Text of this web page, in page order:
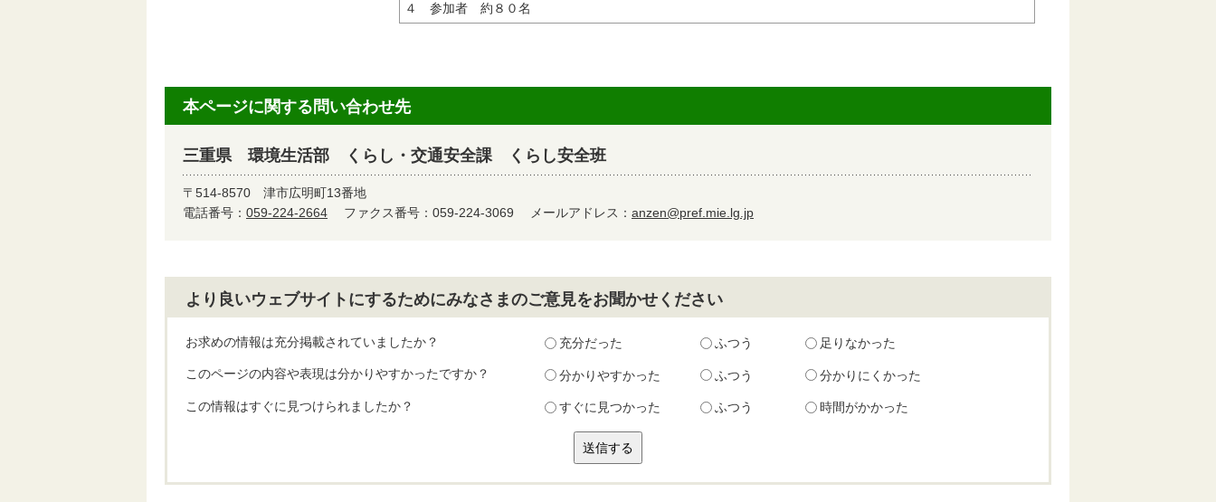
４ 参加者 約８０名
本ページに関する問い合わせ先
三重県 環境生活部 くらし・交通安全課 くらし安全班
〒514-8570 津市広明町13番地
電話番号： 059-224-2664 ファクス番号：059-224-3069 メールアドレス： anzen@pref.mie.lg.jp
より良いウェブサイトにするためにみなさまのご意見をお聞かせください
お求めの情報は充分掲載されていましたか？ 充分だった ふつう 足りなかった
このページの内容や表現は分かりやすかったですか？ 分かりやすかった ふつう 分かりにくかった
この情報はすぐに見つけられましたか？ すぐに見つかった ふつう 時間がかかった